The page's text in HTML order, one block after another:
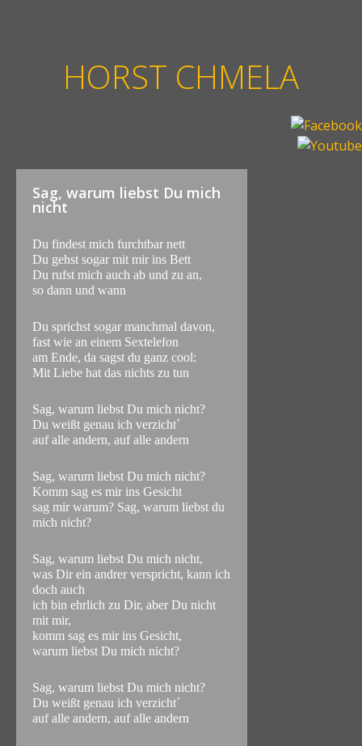
HORST CHMELA
Sag, warum liebst Du mich
nicht
Du findest mich furchtbar nett
Du gehst sogar mit mir ins Bett
Du rufst mich auch ab und zu an,
so dann und wann
Du sprichst sogar manchmal davon,
fast wie an einem Sextelefon
am Ende, da sagst du ganz cool:
Mit Liebe hat das nichts zu tun
Sag, warum liebst Du mich nicht?
Du weißt genau ich verzicht´
auf alle andern, auf alle andern
Sag, warum liebst Du mich nicht?
Komm sag es mir ins Gesicht
sag mir warum? Sag, warum liebst du
mich nicht?
Sag, warum liebst Du mich nicht,
was Dir ein andrer verspricht, kann ich
doch auch
ich bin ehrlich zu Dir, aber Du nicht
mit mir,
komm sag es mir ins Gesicht,
warum liebst Du mich nicht?
Sag, warum liebst Du mich nicht?
Du weißt genau ich verzicht´
auf alle andern, auf alle andern